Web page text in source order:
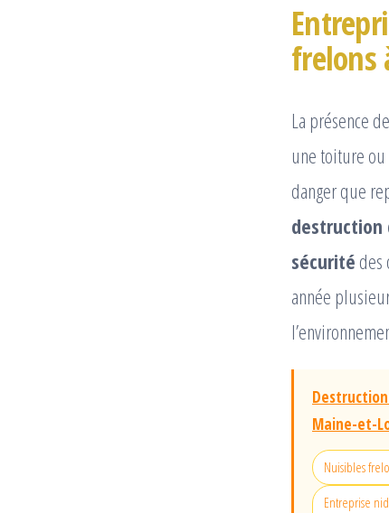
frelons
La présence de
une toiture
danger que
destruction
sécurité des
année
Maine-et-
Nuisibles
Entreprise